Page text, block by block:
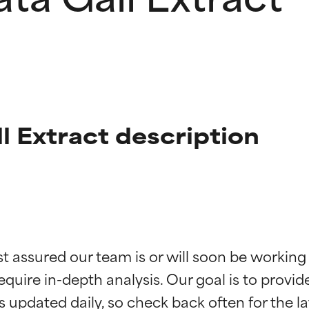
Extract description
assured our team is or will soon be
in-depth analysis. Our goal is to
van ingrediënten
van ingrediënten